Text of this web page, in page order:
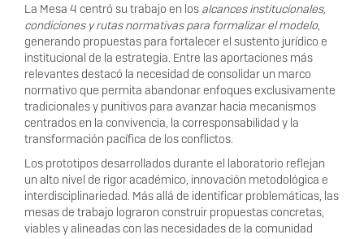
La Mesa 4 centró su trabajo en los alcances institucionales,
condiciones y rutas normativas para formalizar el modelo,
generando propuestas para fortalecer el sustento jurídico e
institucional de la estrategia. Entre las aportaciones más
relevantes destacó la necesidad de consolidar un marco
normativo que permita abandonar enfoques exclusivamente
tradicionales y punitivos para avanzar hacia mecanismos
centrados en la convivencia, la corresponsabilidad y la
transformación pacífica de los conflictos.
Los prototipos desarrollados durante el laboratorio reflejan
un alto nivel de rigor académico, innovación metodológica e
interdisciplinariedad. Más allá de identificar problemáticas, las
mesas de trabajo lograron construir propuestas concretas,
viables y alineadas con las necesidades de la comunidad